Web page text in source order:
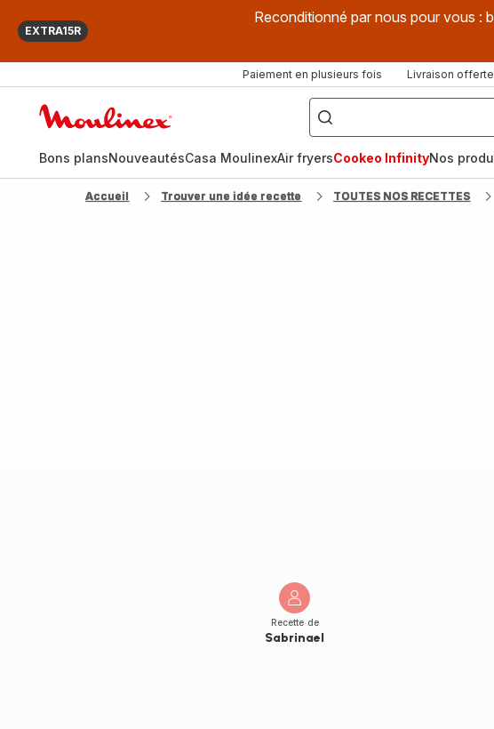
EXTRA15R
Reconditionné par nous pour vous :
Paiement en plusieurs fois Livraison
["Que
recherchez-
vous
?",
fryer",
"Companion"]
Bons plansNouveautésCasa MoulinexAir fryersCookeo InfinityNos
Accueil Trouver une idée recette TOUTES NOS RECETTES
Recette de
Sabrinael